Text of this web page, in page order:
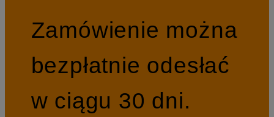
Zamówienie można
bezpłatnie odesłać
w ciągu 30 dni.